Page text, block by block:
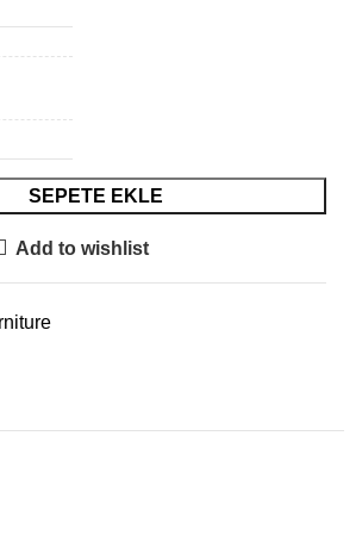
SEPETE EKLE
Add to wishlist